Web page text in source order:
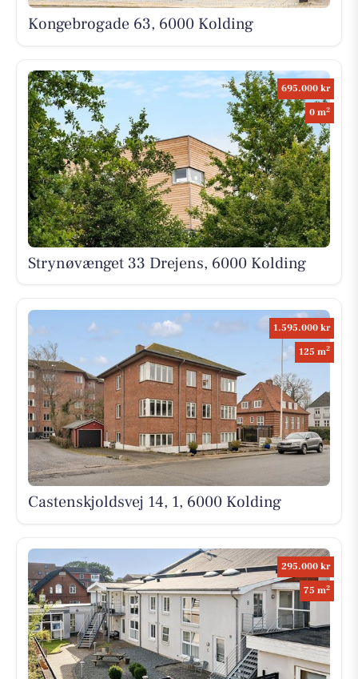
Kongebrogade 63, 6000 Kolding
695.000 kr
0 m2
Strynøvænget 33 Drejens, 6000 Kolding
1.595.000 kr
125 m2
Castenskjoldsvej 14, 1, 6000 Kolding
295.000 kr
75 m2